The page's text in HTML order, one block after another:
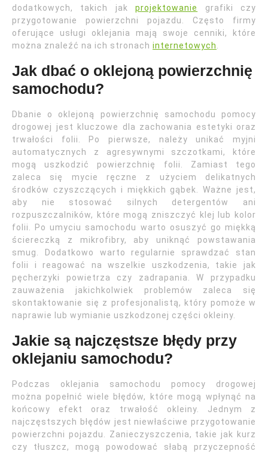
dodatkowych, takich jakprojektowanie
grafiki czy
przygotowanie powierzchni pojazdu. Często firmy
oferujące usługi oklejania mają swoje cenniki, które
można znaleźć na ich stronach internetowych
Jak dbać o oklejoną powierzchnię
samochodu?
Dbanie o oklejoną powierzchnię samochodu pomocy
drogowej jest kluczowe dla zachowania estetyki oraz
trwałości folii. Po pierwsze, należy unikać myjni
automatycznych z agresywnymi szczotkami, które
mogą uszkodzić powierzchnię folii. Zamiast tego
zaleca się mycie ręczne z użyciem delikatnych
środków czyszczących i miękkich gąbek. Ważne jest,
aby nie stosować silnych detergentów ani
rozpuszczalników, które mogą zniszczyć klej lub kolor
folii. Po umyciu samochodu warto osuszyć go miękką
ściereczką z mikrofibry, aby uniknąć powstawania
smug. Dodatkowo warto regularnie sprawdzać stan
folii i reagować na wszelkie uszkodzenia, takie jak
pęcherzyki powietrza czy zadrapania. W przypadku
zauważenia jakichkolwiek problemów zaleca się
skontaktowanie się z profesjonalistą, który pomoże w
naprawie lub wymianie uszkodzonej części okleiny.
Jakie są najczęstsze błędy przy
oklejaniu samochodu?
Podczas oklejania samochodu pomocy drogowej
można popełnić wiele błędów, które mogą wpłynąć na
końcowy efekt oraz trwałość okleiny. Jednym z
najczęstszych błędów jest niewłaściwe przygotowanie
powierzchni pojazdu. Zanieczyszczenia, takie jak kurz
czy tłuszcz, mogą powodować słabą przyczepność